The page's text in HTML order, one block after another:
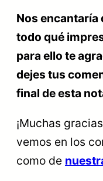
Nos encantaría
todo qué
para ello te
dejes tus
final de esta
¡Muchas
vemos en los
como de